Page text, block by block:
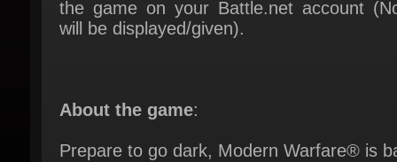
Prepare to go dark, Modern Warfare® is
The stakes have never been higher as